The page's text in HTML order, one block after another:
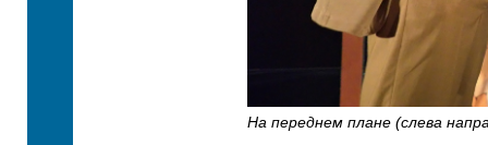
На переднем плане (слева